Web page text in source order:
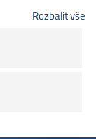
Rozbalit vše